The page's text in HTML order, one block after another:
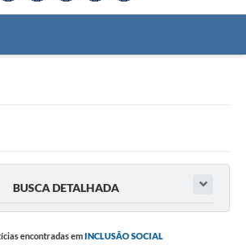
BUSCA DETALHADA
encontradas emINCLUSÃO SOCIAL